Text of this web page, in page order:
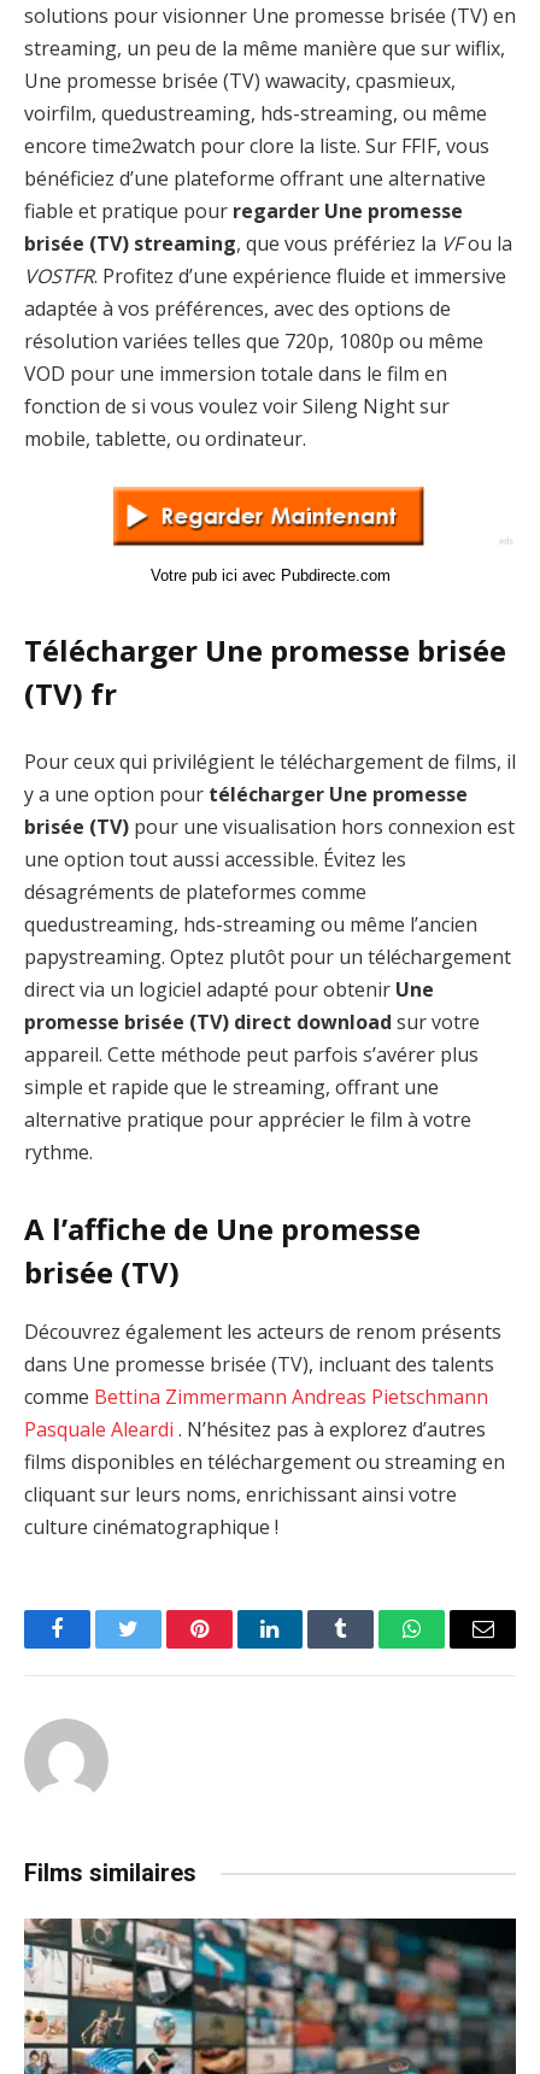
solutions pour visionner Une promesse brisée (TV) en
streaming, un peu de la même manière que sur wiflix,
Une promesse brisée (TV) wawacity, cpasmieux,
voirfilm, quedustreaming, hds-streaming, ou même
encore time2watch pour clore la liste. Sur FFIF, vous
bénéficiez d’une plateforme offrant une alternative
fiable et pratique pour regarder Une promesse
brisée (TV) streaming, que vous préfériez la VFou la
VOSTFR. Profitez d’une expérience fluide et immersive
adaptée à vos préférences, avec des options de
résolution variées telles que 720p, 1080p ou même
VOD pour une immersion totale dans le film en
fonction de si vous voulez voir Sileng Night sur
mobile, tablette, ou ordinateur.
Votre pub ici avec Pubdirecte.com
Télécharger Une promesse brisée
(TV) fr
Pour ceux qui privilégient le téléchargement de films, il
y a une option pour télécharger Une promesse
brisée (TV) pour une visualisation hors connexion est
une option tout aussi accessible. Évitez les
désagréments de plateformes comme
quedustreaming, hds-streaming ou même l’ancien
papystreaming. Optez plutôt pour un téléchargement
direct via un logiciel adapté pour obtenir Une
promesse brisée (TV) direct download sur votre
appareil. Cette méthode peut parfois s’avérer plus
simple et rapide que le streaming, offrant une
alternative pratique pour apprécier le film à votre
rythme.
A l’affiche de Une promesse
brisée (TV)
Découvrez également les acteurs de renom présents
dans Une promesse brisée (TV), incluant des talents
comme Bettina Zimmermann Andreas Pietschmann
Pasquale Aleardi . N’hésitez pas à explorez d’autres
films disponibles en téléchargement ou streaming en
cliquant sur leurs noms, enrichissant ainsi votre
culture cinématographique !
FacebookTwitter PinterestLinkedInTumblr WhatsAppEmail
Films similaires